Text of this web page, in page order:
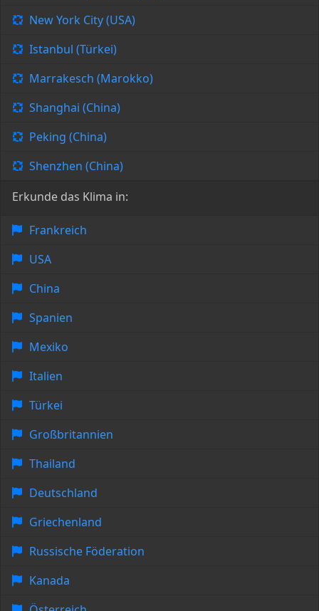
New York City (USA)
Istanbul (Türkei)
Marrakesch (Marokko)
Shanghai (China)
Peking (China)
Shenzhen (China)
Erkunde das Klima in:
Frankreich
USA
China
Spanien
Mexiko
Italien
Türkei
Großbritannien
Thailand
Deutschland
Griechenland
Russische Föderation
Kanada